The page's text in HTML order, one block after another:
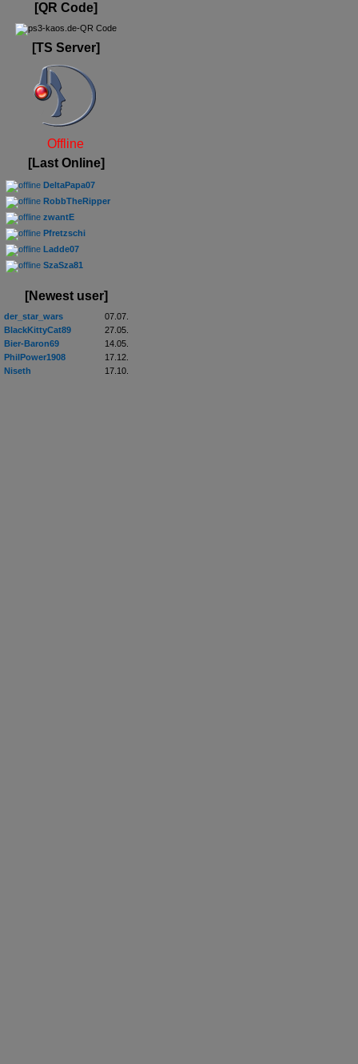
[QR Code]
[TS Server]
Offline
[Last Online]
DeltaPapa07
RobbTheRipper
zwantE
Pfretzschi
Ladde07
SzaSza81
[Newest user]
der_star_wars
07.07.
BlackKittyCat89
27.05.
Bier-Baron69
14.05.
PhilPower1908
17.12.
Niseth
17.10.